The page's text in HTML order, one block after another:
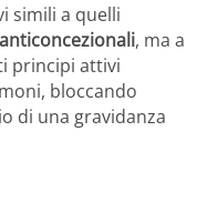
simili a quelli
, ma a
principi attivi
bloccando
di una gravidanza